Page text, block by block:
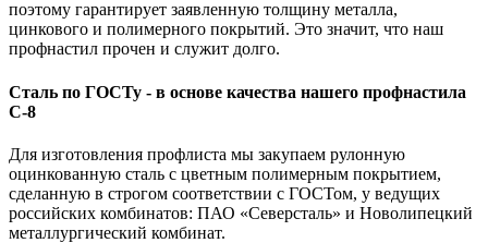
поэтому гарантирует заявленную толщину металла,
цинкового и полимерного покрытий. Это значит, что наш
профнастил прочен и служит долго.
Сталь по ГОСТу - в основе качества нашего профнастила
C-8
Для изготовления профлиста мы закупаем рулонную
оцинкованную сталь с цветным полимерным покрытием,
сделанную в строгом соответствии с ГОСТом, у ведущих
российских комбинатов: ПАО «Северсталь» и Новолипецкий
металлургический комбинат.